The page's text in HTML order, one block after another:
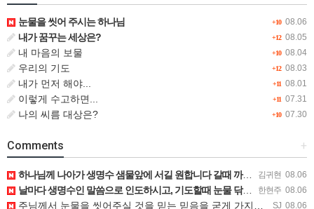
+10 08.06
눈물을 씻어 주시는 하나님
+12 08.05
내가 꿈꾸는 세상은?
+10 08.04
내 마음의 보물
+12 08.03
우리의 기도
+11 08.01
내가 먼저 해야...
+11 07.31
이렇게 수고하면...
+10 07.30
나의 씨름 대상은?
+
Comments
김귀현 08.06
하나님께 나아가 생명수 샘물앞에 서길 원합니다 갈때 까지 흔들리지 않고 믿음으로 나아가게 하옵소서
한현주 08.06
날마다 생명수인 말씀으로 인도하시고, 기도할때 눈물 닦아주시는 나의 목자이신 예수님을 찬양합니다.
SJ 08.06
주님께서 눈물을 씻어주실 것을 믿는 믿음을 굳게 가지고 세상의 환난과 시험을 이겨내며 살아가게 하옵소서